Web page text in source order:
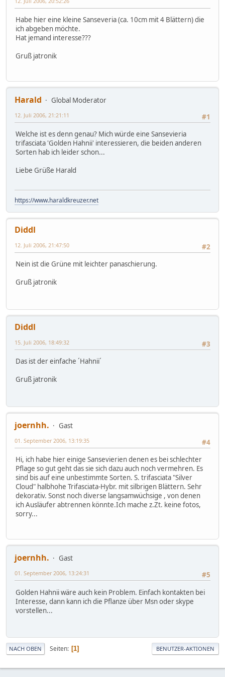
Habe hier eine kleine Sanseveria (ca. 10cm mit 4 Blättern) die
ich abgeben möchte.
Hat jemand interesse???
Gruß jatronik
Harald
Global Moderator
#1
12. Juli 2006, 21:21:11
Welche ist es denn genau? Mich würde eine Sansevieria
trifasciata 'Golden Hahnii' interessieren, die beiden anderen
Sorten hab ich leider schon...
Liebe Grüße Harald
https://www.haraldkreuzer.net
Diddl
#2
12. Juli 2006, 21:47:50
Nein ist die Grüne mit leichter panaschierung.
Gruß jatronik
Diddl
#3
15. Juli 2006, 18:49:32
Das ist der einfache ´Hahnii´
Gruß jatronik
joernhh.
Gast
#4
01. September 2006, 13:19:35
Hi, ich habe hier einige Sansevierien denen es bei schlechter
Pflage so gut geht das sie sich dazu auch noch vermehren. Es
sind bis auf eine unbestimmte Sorten. S. trifasciata "Silver
Cloud" halbhohe Trifasciata-Hybr. mit silbrigen Blättern. Sehr
dekorativ. Sonst noch diverse langsamwüchsige , von denen
ich Ausläufer abtrennen könnte.Ich mache z.Zt. keine fotos,
sorry...
joernhh.
Gast
#5
01. September 2006, 13:24:31
Golden Hahnii wäre auch kein Problem. Einfach kontakten bei
Interesse, dann kann ich die Pflanze über Msn oder skype
vorstellen...
NACH OBEN Seiten 1 BENUTZER-AKTIONEN